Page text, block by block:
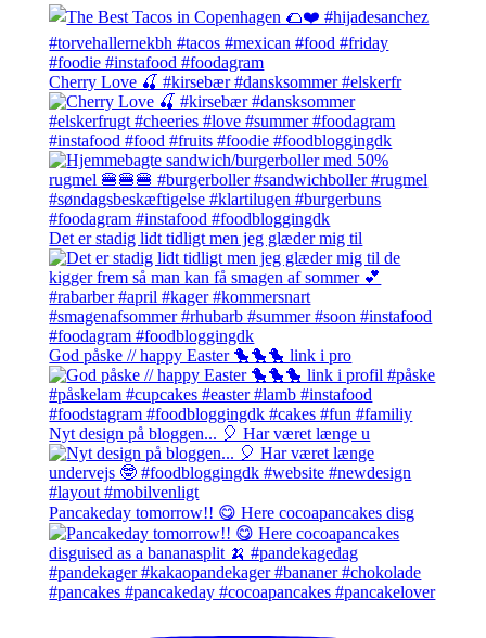
Cherry Love 🍒 #kirsebær #dansksommer #elskerfr
Det er stadig lidt tidligt men jeg glæder mig til
God påske // happy Easter 🐤🐤🐤 link i pro
Nyt design på bloggen... 🎈 Har været længe u
Pancakeday tomorrow!! 😋 Here cocoapancakes disg